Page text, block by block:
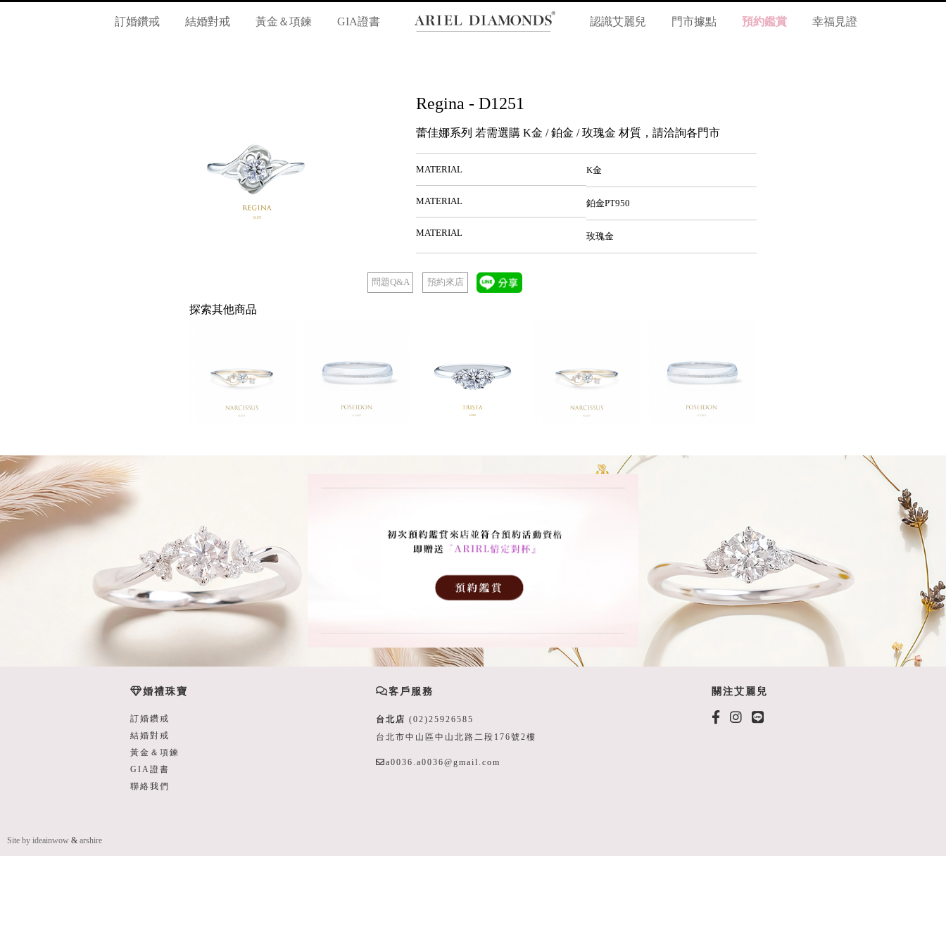
訂婚鑽戒 結婚對戒 黃金＆項鍊 GIA證書 認識艾麗兒 門市據點 預約鑑賞 幸福見證
Regina - D1251
蕾佳娜系列 若需選購 K金 / 鉑金 / 玫瑰金 材質，請洽詢各門市
MATERIAL K金
MATERIAL 鉑金PT950
MATERIAL 玫瑰金
問題Q&A 預約來店
探索其他商品
婚禮珠寶
訂婚鑽戒
結婚對戒
黃金＆項鍊
GIA證書
聯絡我們
客戶服務
台北店 (02)25926585
台北市中山區中山北路二段176號2樓
a0036.a0036@gmail.com
關注艾麗兒
Site by ideainwow & arshire